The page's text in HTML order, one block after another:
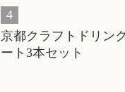
京都クラフトドリン
ート3本セット